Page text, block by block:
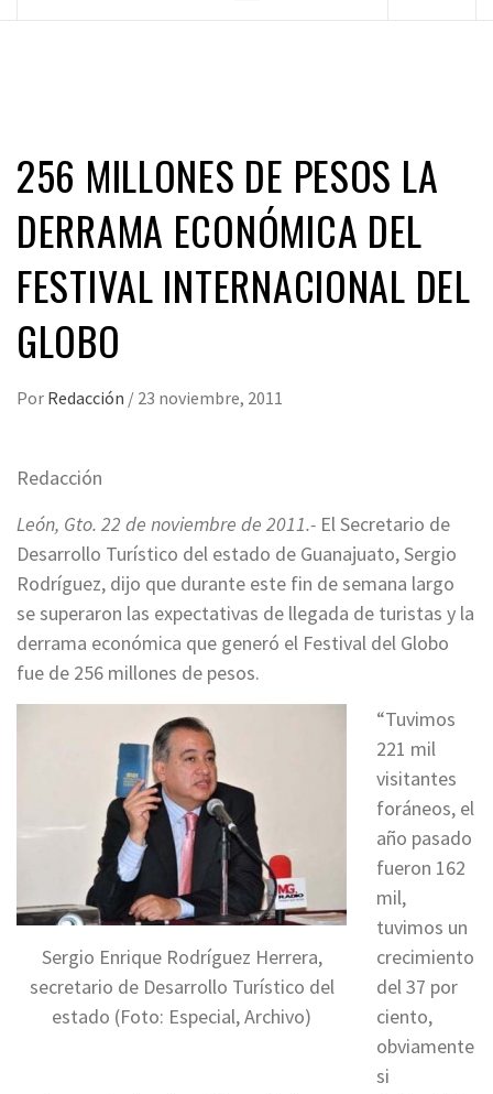
256 MILLONES DE PESOS LA
DERRAMA ECONÓMICA DEL
FESTIVAL INTERNACIONAL DEL
GLOBO
Por Redacción / 23 noviembre, 2011
Redacción
León, Gto. 22 de noviembre de 2011.- El Secretario de
Desarrollo Turístico del estado de Guanajuato, Sergio
Rodríguez, dijo que durante este fin de semana largo
se superaron las expectativas de llegada de turistas y la
derrama económica que generó el Festival del Globo
fue de 256 millones de pesos.
Sergio Enrique Rodríguez Herrera,
secretario de Desarrollo Turístico del
estado (Foto: Especial, Archivo)
“Tuvimos
221 mil
visitantes
foráneos, el
año pasado
fueron 162
mil,
tuvimos un
crecimiento
del 37 por
ciento,
obviamente
si